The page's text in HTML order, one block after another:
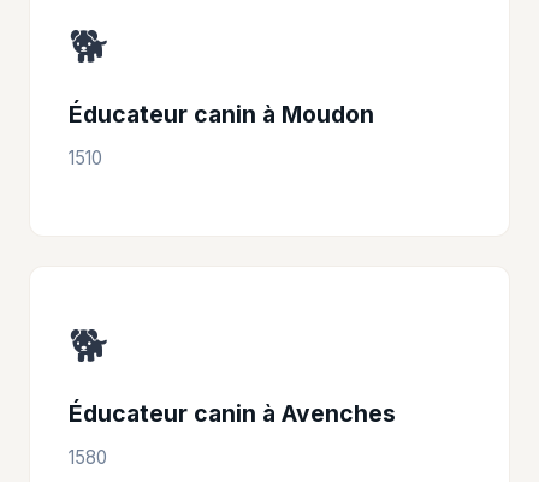
🐕
Éducateur canin à Moudon
1510
🐕
Éducateur canin à Avenches
1580